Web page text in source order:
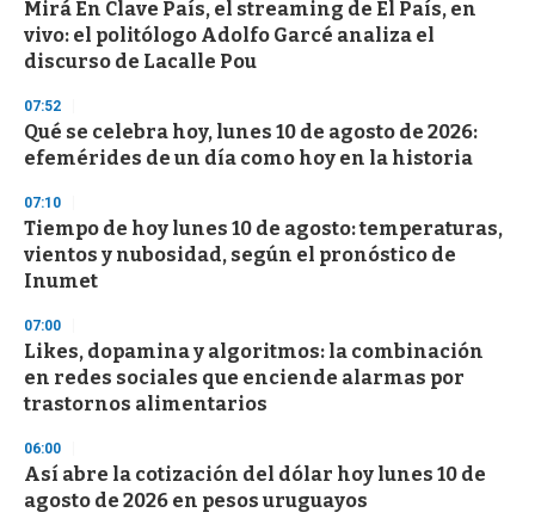
c
o
n
Mirá En Clave País, el streaming de El País, en
vivo: el politólogo Adolfo Garcé analiza el
discurso de Lacalle Pou
07:52
Qué se celebra hoy, lunes 10 de agosto de 2026:
efemérides de un día como hoy en la historia
07:10
Tiempo de hoy lunes 10 de agosto: temperaturas,
vientos y nubosidad, según el pronóstico de
Inumet
07:00
Likes, dopamina y algoritmos: la combinación
en redes sociales que enciende alarmas por
trastornos alimentarios
06:00
Así abre la cotización del dólar hoy lunes 10 de
agosto de 2026 en pesos uruguayos